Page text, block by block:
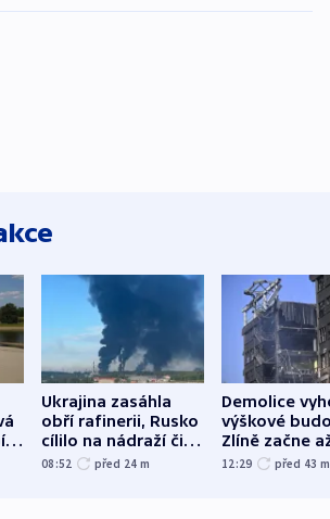
Ukrajina zasáhla
obří rafinerii, Rusko
cílilo na nádraží či
autobus
08:52 před 24 m
Demolice
výškové
Zlíně začne
následujících
12:29 před 43 m